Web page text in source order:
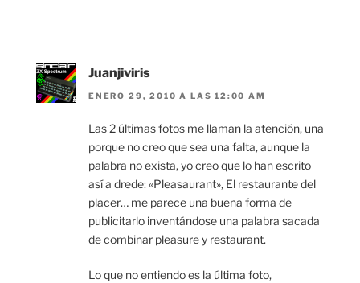
Juanjiviris
ENERO 29, 2010 A LAS 12:00 AM
Las 2 últimas fotos me llaman la atención, una
porque no creo que sea una falta, aunque la
palabra no exista, yo creo que lo han escrito
así a drede: «Pleasaurant», El restaurante del
placer… me parece una buena forma de
publicitarlo inventándose una palabra sacada
de combinar pleasure y restaurant.
Lo que no entiendo es la última foto,